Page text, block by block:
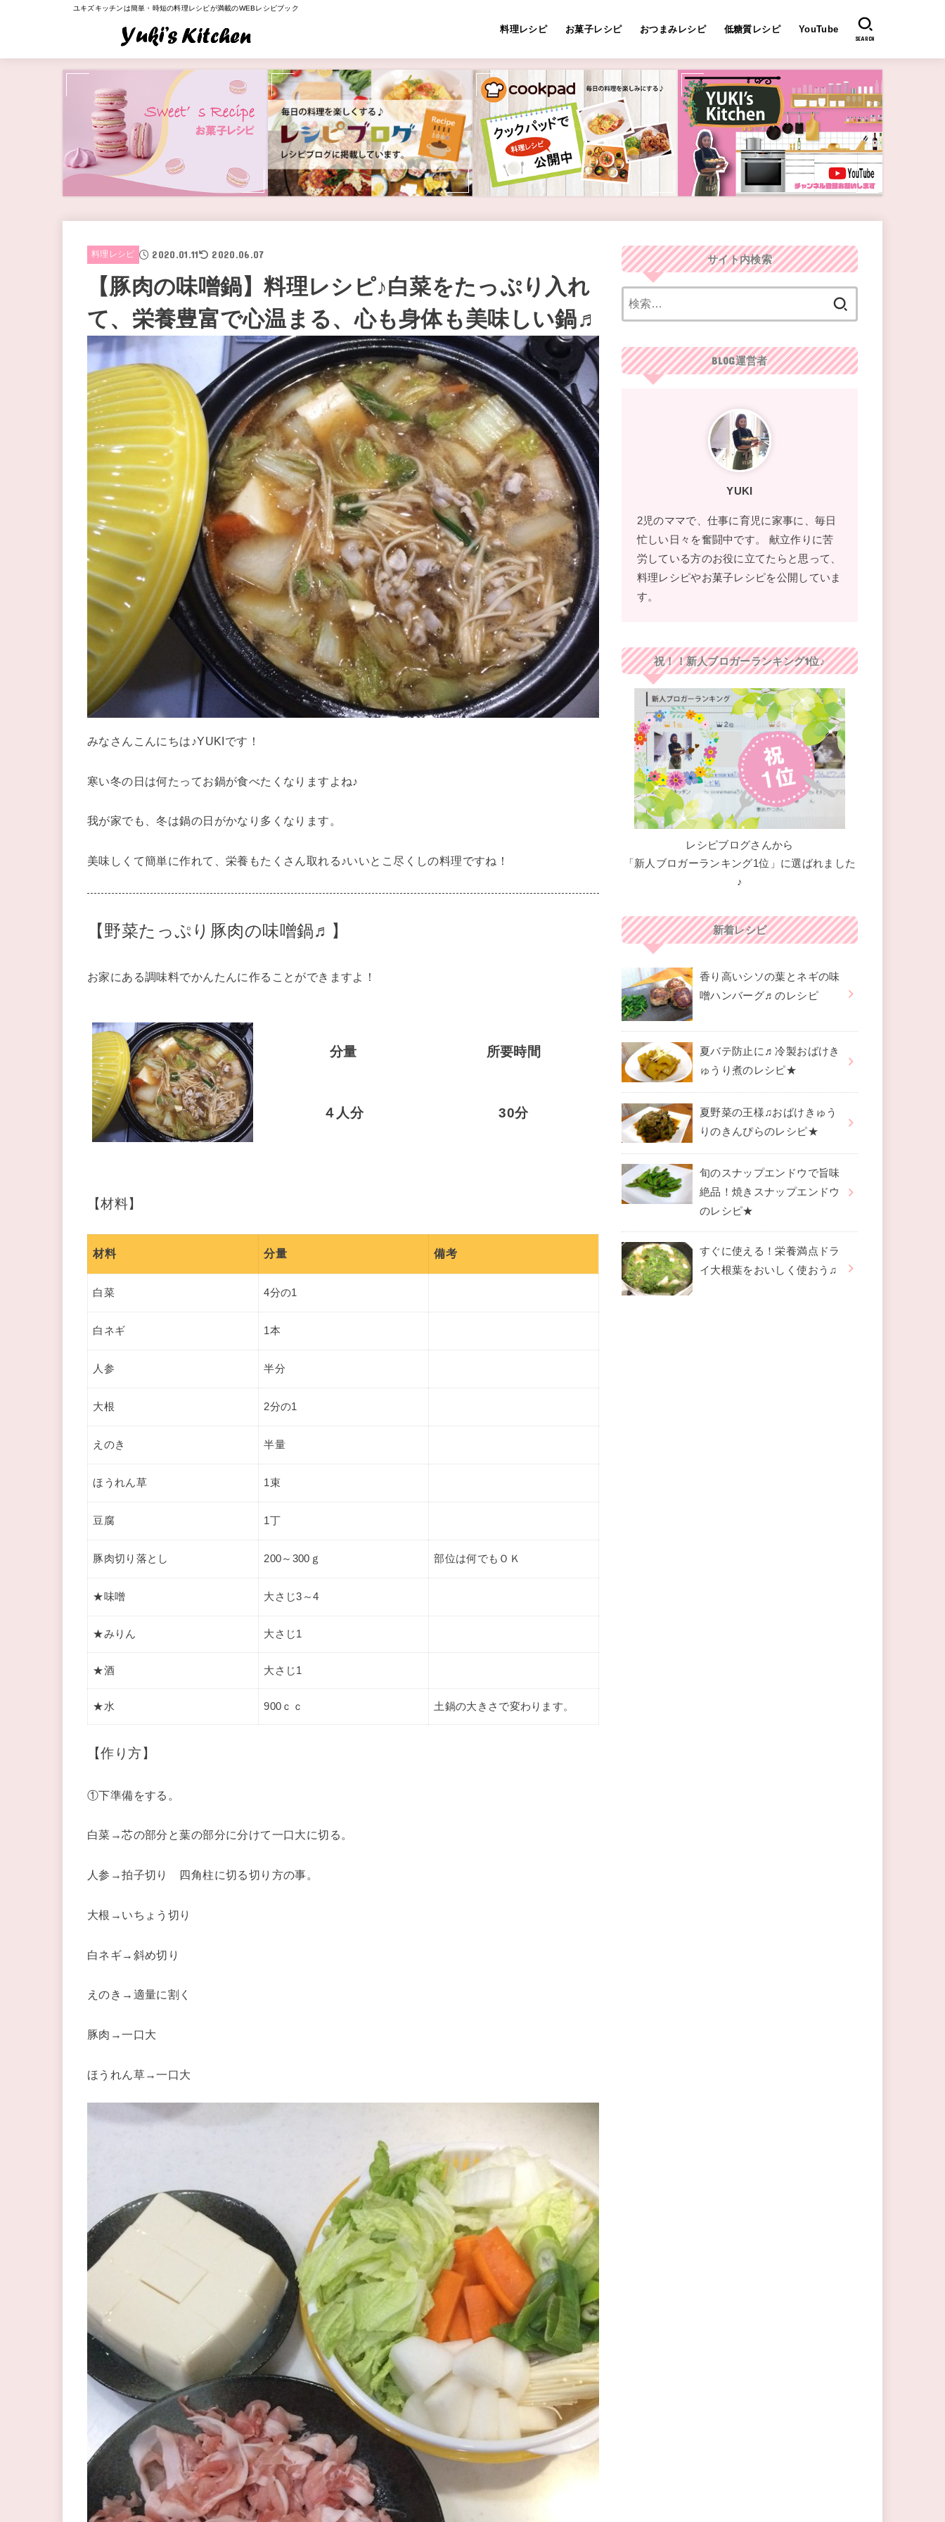
ユキズキッチンは簡単・時短の料理レシピが満載のWEBレシピブック
料理レシピ お菓子レシピ おつまみレシピ 低糖質レシピ YouTube
SEARCH
料理レシピ 2020.01.11 2020.06.07
【豚肉の味噌鍋】料理レシピ♪白菜をたっぷり入れ
て、栄養豊富で心温まる、心も身体も美味しい鍋♬
みなさんこんにちは♪YUKIです！
寒い冬の日は何たってお鍋が食べたくなりますよね♪
我が家でも、冬は鍋の日がかなり多くなります。
美味しくて簡単に作れて、栄養もたくさん取れる♪いいとこ尽くしの料理ですね！
【野菜たっぷり豚肉の味噌鍋♬】
お家にある調味料でかんたんに作ることができますよ！
分量
４人分
所要時間
30分
【材料】
材料 分量 備考
白菜 4分の1
白ネギ 1本
人参 半分
大根 2分の1
えのき 半量
ほうれん草 1束
豆腐 1丁
豚肉切り落とし 200～300ｇ 部位は何でもＯＫ
★味噌 大さじ3～4
★みりん 大さじ1
★酒 大さじ1
★水 900ｃｃ 土鍋の大きさで変わります。
【作り方】
①下準備をする。
白菜→芯の部分と葉の部分に分けて一口大に切る。
人参→拍子切り 四角柱に切る切り方の事。
大根→いちょう切り
白ネギ→斜め切り
えのき→適量に割く
豚肉→一口大
ほうれん草→一口大
サイト内検索
BLOG運営者
YUKI
2児のママで、仕事に育児に家事に、毎日
忙しい日々を奮闘中です。 献立作りに苦
労している方のお役に立てたらと思って、
料理レシピやお菓子レシピを公開していま
す。
祝！！新人ブロガーランキング1位♪
レシピブログさんから
「新人ブロガーランキング1位」に選ばれました
♪
新着レシピ
香り高いシソの葉とネギの味
噌ハンバーグ♬のレシピ
夏バテ防止に♬冷製おばけき
ゅうり煮のレシピ★
夏野菜の王様♫おばけきゅう
りのきんぴらのレシピ★
旬のスナップエンドウで旨味
絶品！焼きスナップエンドウ
のレシピ★
すぐに使える！栄養満点ドラ
イ大根葉をおいしく使おう♫